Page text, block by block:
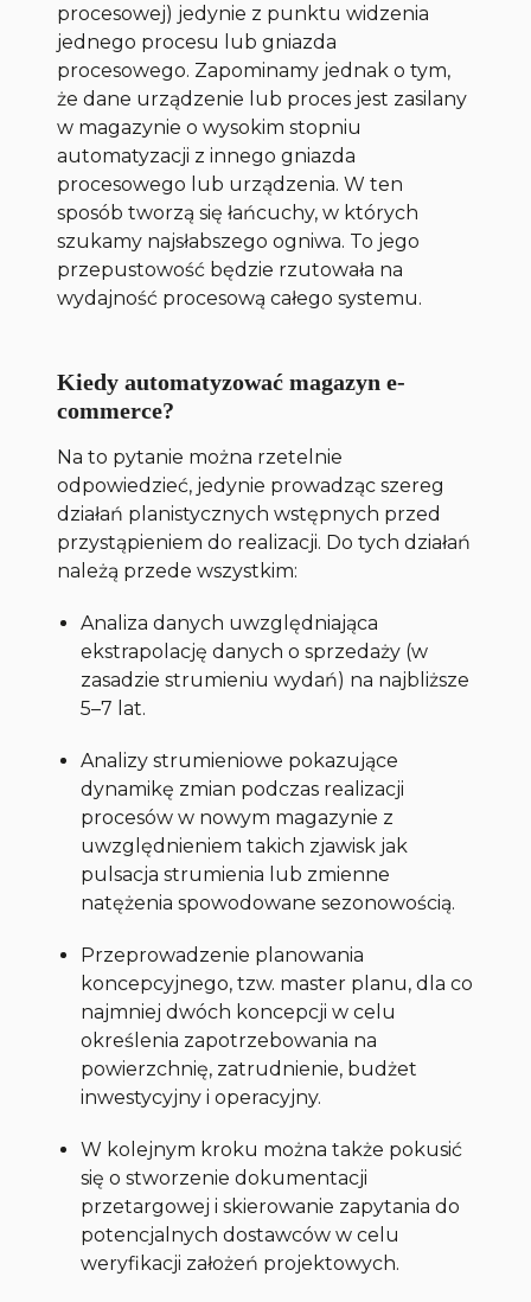
procesowej) jedynie z punktu widzenia
jednego procesu lub gniazda
procesowego. Zapominamy jednak o tym,
że dane urządzenie lub proces jest zasilany
w magazynie o wysokim stopniu
automatyzacji z innego gniazda
procesowego lub urządzenia. W ten
sposób tworzą się łańcuchy, w których
szukamy najsłabszego ogniwa. To jego
przepustowość będzie rzutowała na
wydajność procesową całego systemu.
Kiedy automatyzować magazyn e-
commerce?
Na to pytanie można rzetelnie
odpowiedzieć, jedynie prowadząc szereg
działań planistycznych wstępnych przed
przystąpieniem do realizacji. Do tych działań
należą przede wszystkim:
Analiza danych uwzględniająca
ekstrapolację danych o sprzedaży (w
zasadzie strumieniu wydań) na najbliższe
5–7 lat.
Analizy strumieniowe pokazujące
dynamikę zmian podczas realizacji
procesów w nowym magazynie z
uwzględnieniem takich zjawisk jak
pulsacja strumienia lub zmienne
natężenia spowodowane sezonowością.
Przeprowadzenie planowania
koncepcyjnego, tzw. master planu, dla co
najmniej dwóch koncepcji w celu
określenia zapotrzebowania na
powierzchnię, zatrudnienie, budżet
inwestycyjny i operacyjny.
W kolejnym kroku można także pokusić
się o stworzenie dokumentacji
przetargowej i skierowanie zapytania do
potencjalnych dostawców w celu
weryfikacji założeń projektowych.